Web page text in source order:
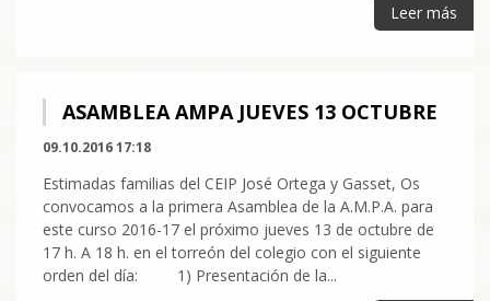
Leer más
ASAMBLEA AMPA JUEVES 13 OCTUBRE
09.10.2016 17:18
Estimadas familias del CEIP José Ortega y Gasset, Os
convocamos a la primera Asamblea de la A.M.P.A. para
este curso 2016-17 el próximo jueves 13 de octubre de
17 h. A 18 h. en el torreón del colegio con el siguiente
orden del día: 1) Presentación de la...